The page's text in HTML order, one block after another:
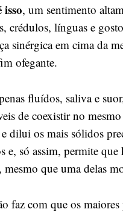
, um sentimento
crédulos, línguas e
sinérgica em cima da
ofegante.
fluídos, saliva e
de coexistir no
dilui os mais sólidos
e, só assim, permite
mesmo que uma delas
faz com que os